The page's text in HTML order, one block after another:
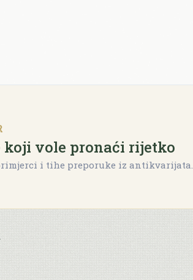
koji vole pronaći rijetko
i tihe preporuke iz antikvarijata.